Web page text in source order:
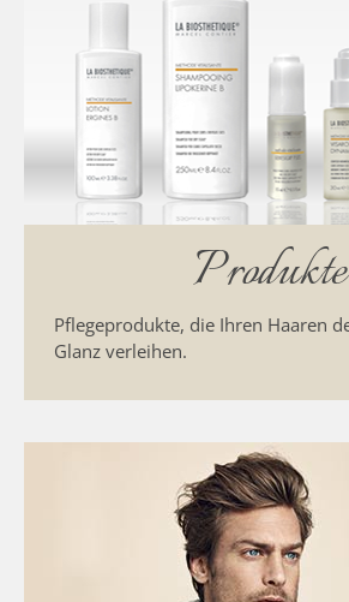
Produkte
Pflegeprodukte, die Ihren Haaren
Glanz verleihen.